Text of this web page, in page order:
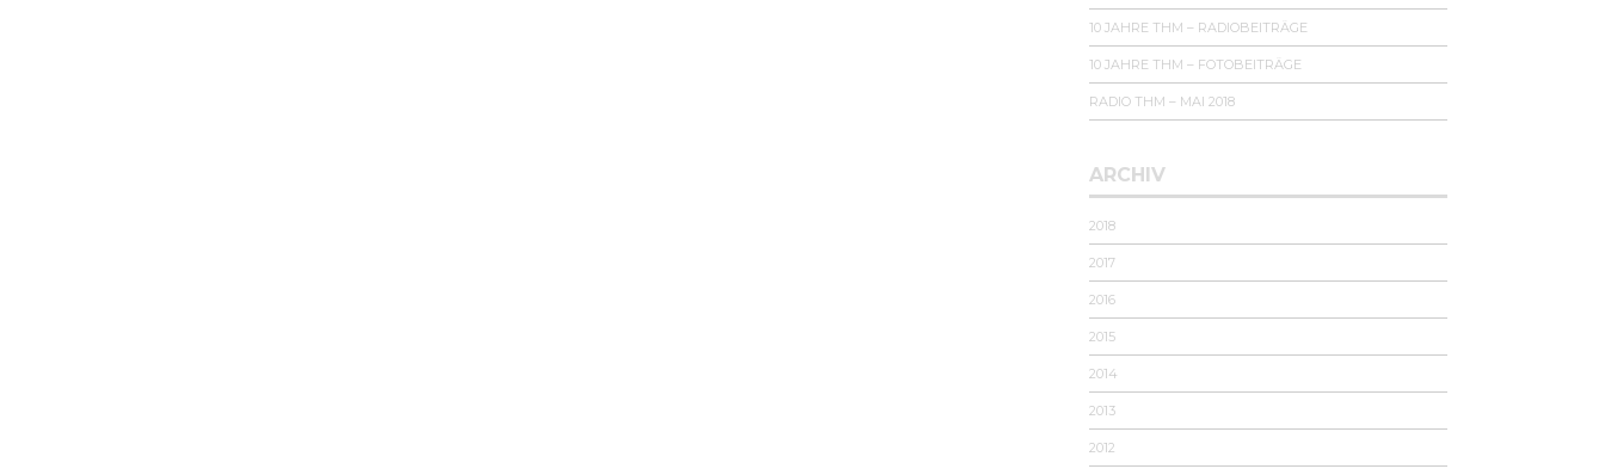
10 JAHRE THM – RADIOBEITRÄGE
10 JAHRE THM – FOTOBEITRÄGE
RADIO THM – MAI 2018
ARCHIV
2018
2017
2016
2015
2014
2013
2012